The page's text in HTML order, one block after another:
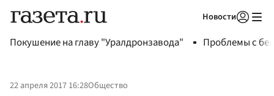
Новости
Покушение на главу "Уралдронзавода" Проблемы с
22 апреля 2017 16:28Общество